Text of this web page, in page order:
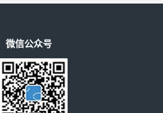
微信公众号